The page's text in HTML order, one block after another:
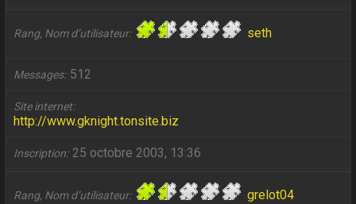
Rang, Nom d’utilisateur seth
Messages 512
Site internet
http://www.gknight.tonsite.biz
Inscription 25 octobre 2003, 13:36
Rang, Nom d’utilisateur grelot04